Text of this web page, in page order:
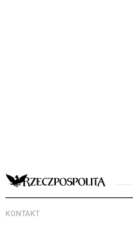
KONTAKT